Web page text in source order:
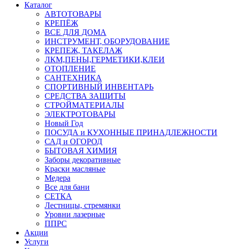
Каталог
АВТОТОВАРЫ
КРЕПЁЖ
ВСЕ ДЛЯ ДОМА
ИНСТРУМЕНТ, ОБОРУДОВАНИЕ
КРЕПЕЖ, ТАКЕЛАЖ
ЛКМ,ПЕНЫ,ГЕРМЕТИКИ,КЛЕИ
ОТОПЛЕНИЕ
САНТЕХНИКА
СПОРТИВНЫЙ ИНВЕНТАРЬ
СРЕДСТВА ЗАЩИТЫ
СТРОЙМАТЕРИАЛЫ
ЭЛЕКТРОТОВАРЫ
Новый Год
ПОСУДА и КУХОННЫЕ ПРИНАДЛЕЖНОСТИ
САД и ОГОРОД
БЫТОВАЯ ХИМИЯ
Заборы декоративные
Краски масляные
Медера
Все для бани
СЕТКА
Лестницы, стремянки
Уровни лазерные
ППРС
Акции
Услуги